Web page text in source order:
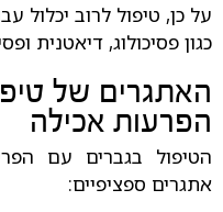
על כן, טיפול לרוב יכלול
כגון פסיכולוג, דיאטנית
האתגרים של
הפרעות אכילה
הטיפול בגברים עם
אתגרים ספציפיים: